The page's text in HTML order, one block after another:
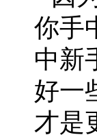
你手
中新
好一
才是